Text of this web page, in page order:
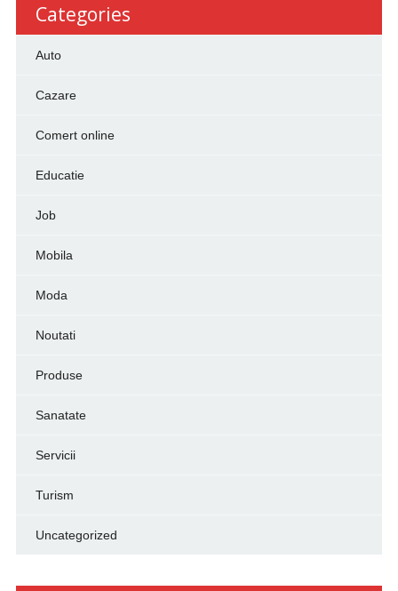
Categories
Auto
Cazare
Comert online
Educatie
Job
Mobila
Moda
Noutati
Produse
Sanatate
Servicii
Turism
Uncategorized